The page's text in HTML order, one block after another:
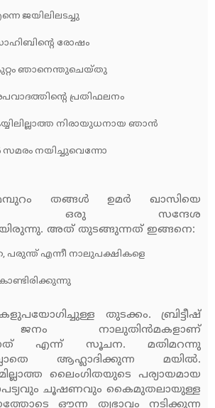
ജയിലിലടച്ചു
രോഷം
ഞാനെന്തുചെയ്തു
പ്രതിഫലനം
നിരായുധനായ ഞാന്‍
സമരം നയിച്ചുവെന്നോ
തങ്ങള്‍ ഉമര്‍ ഖാസിയെ
ഒരു സന്ദേശ
അത് തുടങ്ങുന്നത് ഇങ്ങനെ:
പരുന്ത് എന്നീ നാലുപക്ഷികളെ
തുടക്കം. ബ്രിട്ടീഷ്
ജനം നാലുതിന്‍മകളാണ്
എന്ന് സൂചന. മതിമറന്നു
ആഹ്ലാദിക്കുന്ന മയില്‍.
ലൈംഗിതയുടെ പര്യായമായ
ചൂഷണവും കൈമുതലായുള്ള
ഔന്ന ത്യഭാവം നടിക്കുന്ന